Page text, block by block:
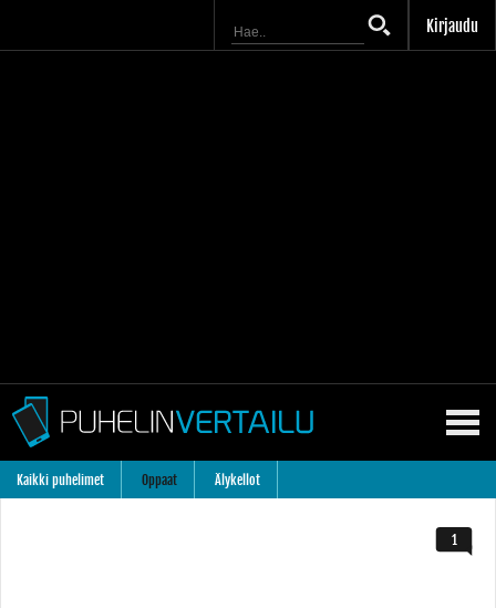
Kirjaudu
Kaikki puhelimet Oppaat Älykellot
1